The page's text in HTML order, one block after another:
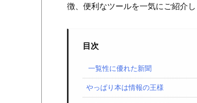
徴、便利なツールを一気にご紹介し
目次
一覧性に優れた新聞
やっぱり本は情報の王様